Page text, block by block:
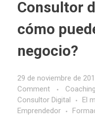
Consultor
cómo
negocio?
29 de noviembre de
Comment
Consultor Digital
El
Emprendedor